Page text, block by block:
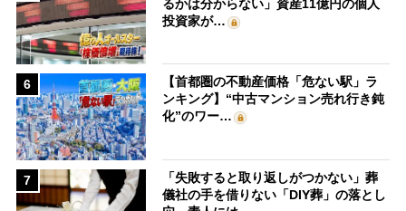
るかは分からない」資産11億円の個人
投資家が…
6
【首都圏の不動産価格「危ない駅」ラ
ンキング】“中古マンション売れ行き鈍
化”のワー…
7
「失敗すると取り返しがつかない」葬
儀社の手を借りない「DIY葬」の落とし